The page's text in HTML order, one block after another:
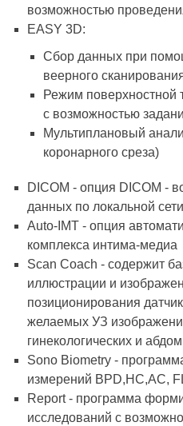
возможностью
EASY 3D:
Сбор данных при
веерного
Режим поверхностной
с возможностью
Мультиплановый
коронарного среза)
DICOM - опция DICOM -
данных по локальной
Auto-IMT - опция
комплекса интима-медиа
Scan Coach - содержит
иллюстрации и
позиционирования
желаемых УЗ
гинекологических и
Sono Biometry -
измерений BPD,HC,AC,
Report - программа
исследований с